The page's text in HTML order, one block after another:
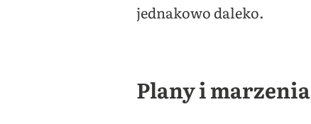
jednakowo daleko.
Plany i marzenia